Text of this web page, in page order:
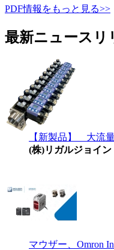
PDF情報をもっと見る>>
最新ニュースリ
【新製品】 大流
(株)リガルジョイン
マウザー、Omron